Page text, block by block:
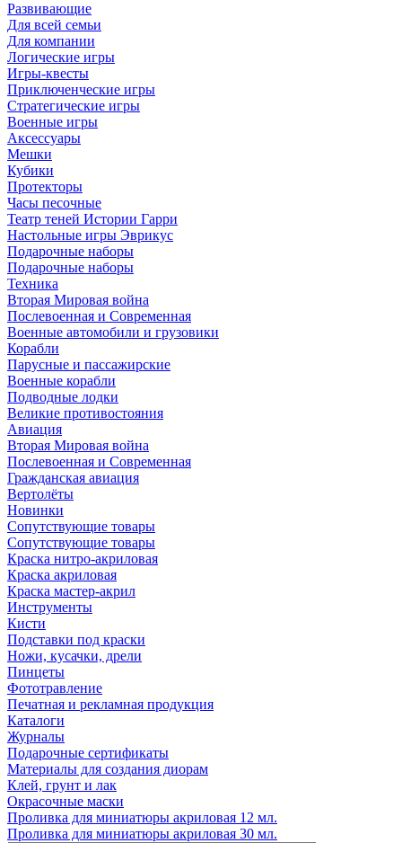
Развивающие
Для всей семьи
Для компании
Логические игры
Игры-квесты
Приключенческие игры
Стратегические игры
Военные игры
Аксессуары
Мешки
Кубики
Протекторы
Часы песочные
Театр теней Истории Гарри
Настольные игры Эврикус
Подарочные наборы
Подарочные наборы
Техника
Вторая Мировая война
Послевоенная и Современная
Военные автомобили и грузовики
Корабли
Парусные и пассажирские
Военные корабли
Подводные лодки
Великие противостояния
Авиация
Вторая Мировая война
Послевоенная и Современная
Гражданская авиация
Вертолёты
Новинки
Сопутствующие товары
Сопутствующие товары
Краска нитро-акриловая
Краска акриловая
Краска мастер-акрил
Инструменты
Кисти
Подставки под краски
Ножи, кусачки, дрели
Пинцеты
Фототравление
Печатная и рекламная продукция
Каталоги
Журналы
Подарочные сертификаты
Материалы для создания диорам
Клей, грунт и лак
Окрасочные маски
Проливка для миниатюры акриловая 12 мл.
Проливка для миниатюры акриловая 30 мл.